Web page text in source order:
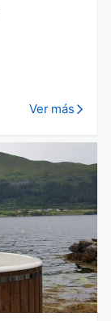
Ver más